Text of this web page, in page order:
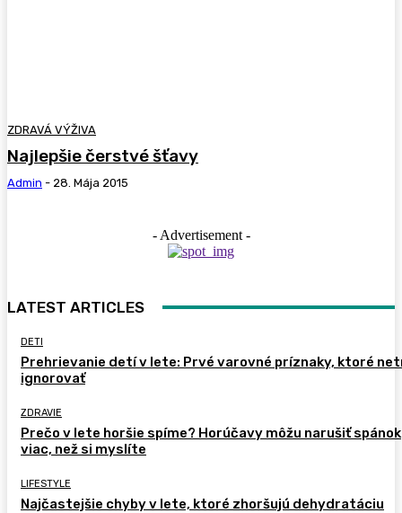
ZDRAVÁ VÝŽIVA
Najlepšie čerstvé šťavy
Admin - 28. Mája 2015
- Advertisement -
LATEST ARTICLES
DETI
Prehrievanie detí v lete: Prvé varovné príznaky, ktoré
ignorovať
ZDRAVIE
Prečo v lete horšie spíme? Horúčavy môžu narušiť spánok
viac, než si myslíte
LIFESTYLE
Najčastejšie chyby v lete, ktoré zhoršujú dehydratáciu